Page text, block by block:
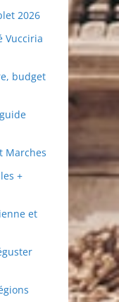
2026
Vucciria
budget
Marches
+
et